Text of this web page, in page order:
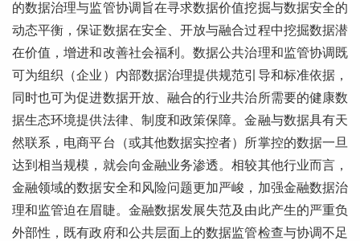
的数据治理与监管协调旨在寻求数据价值挖掘与数据安全的
动态平衡，保证数据在安全、开放与融合过程中挖掘数据潜
在价值，增进和改善社会福利。数据公共治理和监管协调既
可为组织（企业）内部数据治理提供规范引导和标准依据，
同时也可为促进数据开放、融合的行业共治所需要的健康数
据生态环境提供法律、制度和政策保障。金融与数据具有天
然联系，电商平台（或其他数据实控者）所掌控的数据一旦
达到相当规模，就会向金融业务渗透。相较其他行业而言，
金融领域的数据安全和风险问题更加严峻，加强金融数据治
理和监管迫在眉睫。金融数据发展失范及由此产生的严重负
外部性，既有政府和公共层面上的数据监管检查与协调不足